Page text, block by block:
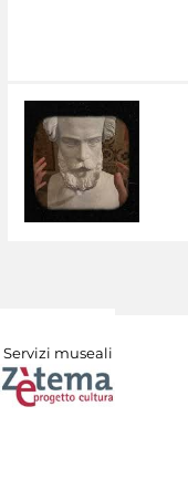
Servizi museali